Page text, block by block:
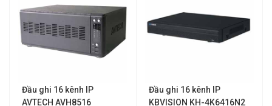
Đầu ghi 16 kênh IP
AVTECH AVH8516
Đầu ghi 16 kênh IP
KBVISION KH-4K6416N2